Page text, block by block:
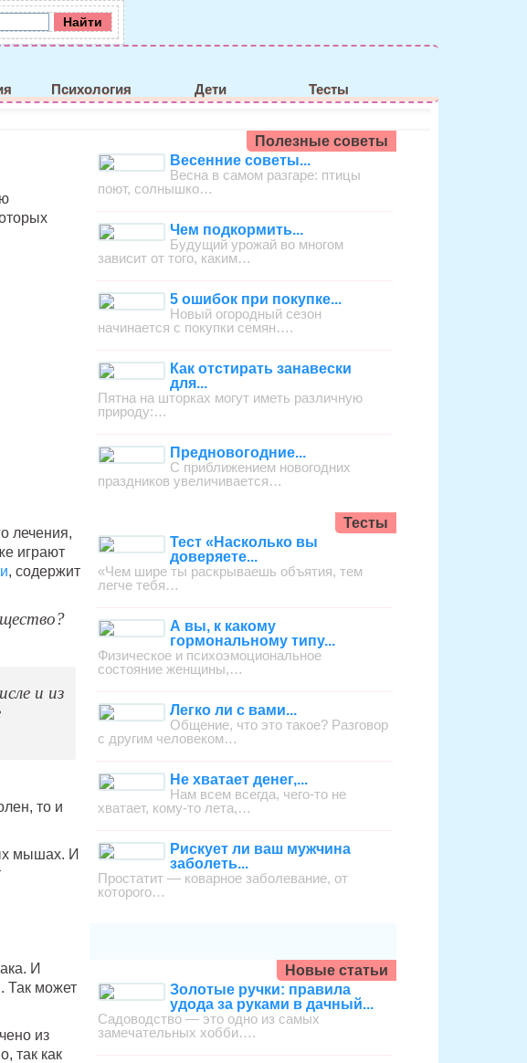
Психология Дети Тесты
лечения,
играют
, содержит
и из
то и
мышах. И
И
Так может
из
так как
Полезные советы
Весенние советы...
Весна в самом разгаре: птицы
поют, солнышко…
Чем подкормить...
Будущий урожай во многом
зависит от того, каким…
5 ошибок при покупке...
Новый огородный сезон
начинается с покупки семян….
Как отстирать занавески
для...
Пятна на шторках могут иметь различную
природу:…
Предновогодние...
С приближением новогодних
праздников увеличивается…
Тесты
Тест «Насколько вы
доверяете...
«Чем шире ты раскрываешь объятия, тем
легче тебя…
А вы, к какому
гормональному типу...
Физическое и психоэмоциональное
состояние женщины,…
Легко ли с вами...
Общение, что это такое? Разговор
с другим человеком…
Не хватает денег,...
Нам всем всегда, чего-то не
хватает, кому-то лета,…
Рискует ли ваш мужчина
заболеть...
Простатит — коварное заболевание, от
которого…
Новые статьи
Золотые ручки: правила
удода за руками в дачный...
Садоводство — это одно из самых
замечательных хобби….